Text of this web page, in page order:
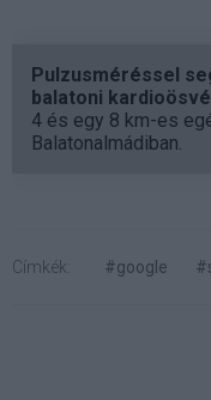
Pulzusméréssel
balatoni
4 és egy 8 km-es
Balatonalmádiban.
Címkék: #google